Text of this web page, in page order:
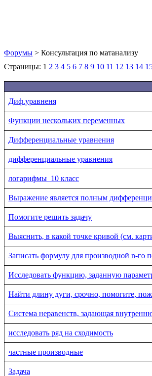
Форумы > Консультация по матанализу
Страницы: 1 2 3 4 5 6 7 8 9 10 11 12 13 14
Диф.уравненя
Функции нескольких переменных
Дифференциальные уравнения
дифференциальные уравнения
логарифмы_10 класс
Выражение является полным
Помогите решить задачу
Выяснить, в какой точке кривой (см.
Записать формулу для производной n-го
Исследовать функцию, заданную
Найти длину дуги, срочно, помогите,
Система неравенств, задающая
исследовать ряд на сходимость
частные производные
Задача